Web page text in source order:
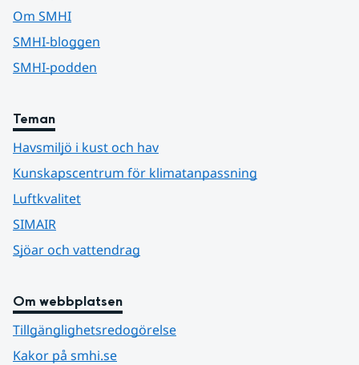
Om SMHI
SMHI-bloggen
SMHI-podden
Teman
Havsmiljö i kust och hav
Kunskapscentrum för klimatanpassning
Luftkvalitet
SIMAIR
Sjöar och vattendrag
Om webbplatsen
Tillgänglighetsredogörelse
Kakor på smhi.se